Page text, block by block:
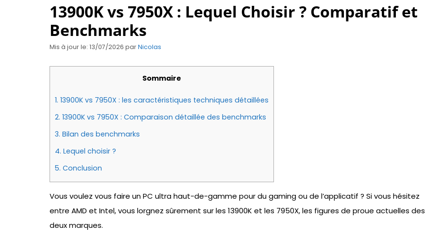
13900K vs 7950X : Lequel Choisir ? Comparatif et
Benchmarks
Mis à jour le: 13/07/2026 parNicolas
Sommaire
1. 13900K vs 7950X : les caractéristiques techniques détaillées
2. 13900K vs 7950X : Comparaison détaillée des benchmarks
3. Bilan des benchmarks
4. Lequel choisir ?
5. Conclusion
Vous voulez vous faire un PC ultra haut-de-gamme pour du gaming ou de l’applicatif ? Si vous hésitez
entre AMD et Intel, vous lorgnez sûrement sur les 13900K et les 7950X, les figures de proue actuelles des
deux marques.